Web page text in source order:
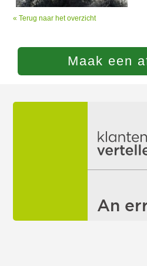
« Terug naar het overzicht
Maak een